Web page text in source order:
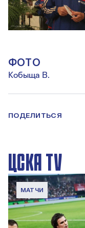
ФОТО
Кобыща В.
ПОДЕЛИТЬСЯ
ЦСКА TV
МАТЧИ